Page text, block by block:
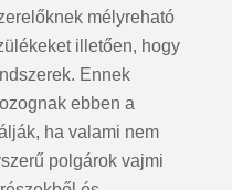
mélyreható
illetően, hogy
Ennek
ebben a
ha valami nem
polgárok vajmi